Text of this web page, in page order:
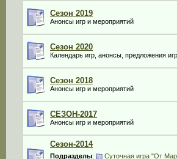
Сезон 2019
Анонсы игр и мероприятий
Сезон 2020
Календарь игр, анонсы, предложения
Сезон 2018
Анонсы игр и мероприятий
СЕЗОН-2017
Анонсы игр и мероприятий
Сезон-2014
Подразделы: Суточная игра "От